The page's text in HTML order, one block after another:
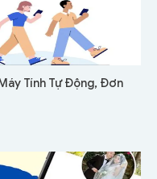
Tính Tự Động, Đơn